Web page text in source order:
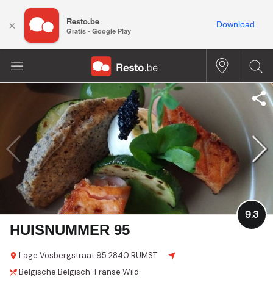
HUISNUMMER 95
Lage Vosbergstraat 95 2840 RUMST
9.3
Belgische Belgisch-Franse Wild
× Resto.be
Gratis - Google Play
Download